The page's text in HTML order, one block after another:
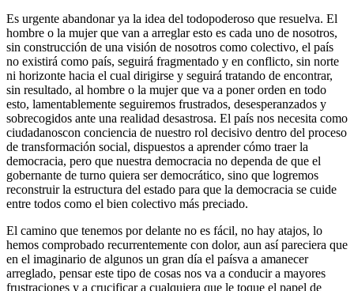
Es urgente abandonar ya la idea del todopoderoso que resuelva. El
hombre o la mujer que van a arreglar esto es cada uno de nosotros,
sin construcción de una visión de nosotros como colectivo, el país
no existirá como país, seguirá fragmentado y en conflicto, sin norte
ni horizonte hacia el cual dirigirse y seguirá tratando de encontrar,
sin resultado, al hombre o la mujer que va a poner orden en todo
esto, lamentablemente seguiremos frustrados, desesperanzados y
sobrecogidos ante una realidad desastrosa. El país nos necesita como
ciudadanoscon conciencia de nuestro rol decisivo dentro del proceso
de transformación social, dispuestos a aprender cómo traer la
democracia, pero que nuestra democracia no dependa de que el
gobernante de turno quiera ser democrático, sino que logremos
reconstruir la estructura del estado para que la democracia se cuide
entre todos como el bien colectivo más preciado.
El camino que tenemos por delante no es fácil, no hay atajos, lo
hemos comprobado recurrentemente con dolor, aun así pareciera que
en el imaginario de algunos un gran día el paísva a amanecer
arreglado, pensar este tipo de cosas nos va a conducir a mayores
frustraciones y a crucificar a cualquiera que le toque el papel de